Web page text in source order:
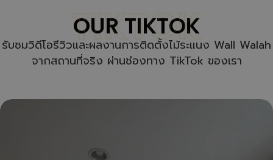
OUR TIKTOK
TIKTOK
รับชมวิดีโอรีวิวและผลงานการติดตั้งไม้ระแนง Wall Walah
จากสถานที่จริง ผ่านช่องทาง TikTok ของเรา